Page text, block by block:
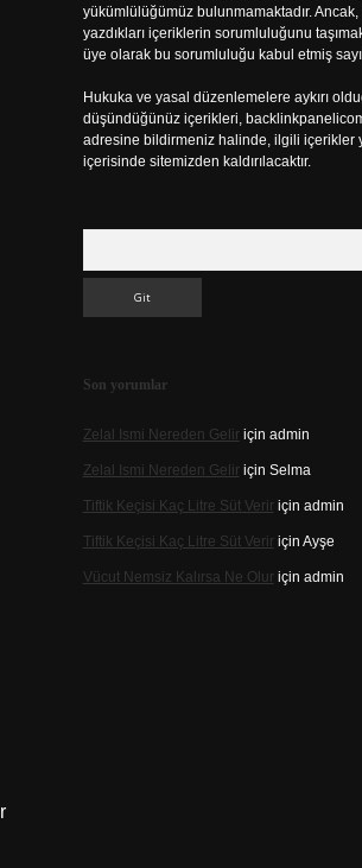
yükümlülüğümüz bulunmamaktadır.
yazdıkları içeriklerin sorumluluğunu
üye olarak bu sorumluluğu kabul etmiş
Hukuka ve yasal düzenlemelere aykırı
düşündüğünüz içerikleri,
adresine bildirmeniz halinde, ilgili içerikler
içerisinde sitemizden kaldırılacaktır.
Son yorumlar
Zelal Ismi Nereden Geliriçin admin
Zelal Ismi Nereden Geliriçin Selma
Tiftik Keçisi Kaç Litre Süt Veririçin admin
Tiftik Keçisi Kaç Litre Süt Veririçin Ayşe
Vücut Nemsiz Kalırsa Ne Oluriçin admin